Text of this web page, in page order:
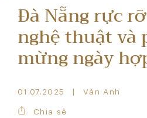
Đà Nẵng rực
nghệ thuật và
mừng ngày
01.07.2025 Văn Anh
Chia sẻ